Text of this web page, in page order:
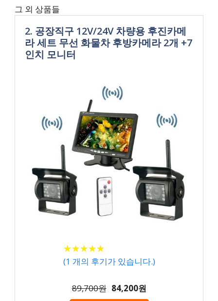
그 외 상품들
2. 공장직구 12V/24V 차량용 후진카메
라 세트 무선 화물차 후방카메라 2개 +7
인치 모니터
★★★★★
★★★★★
(1 개의 후기가 있습니다.)
89,700원 84,200원